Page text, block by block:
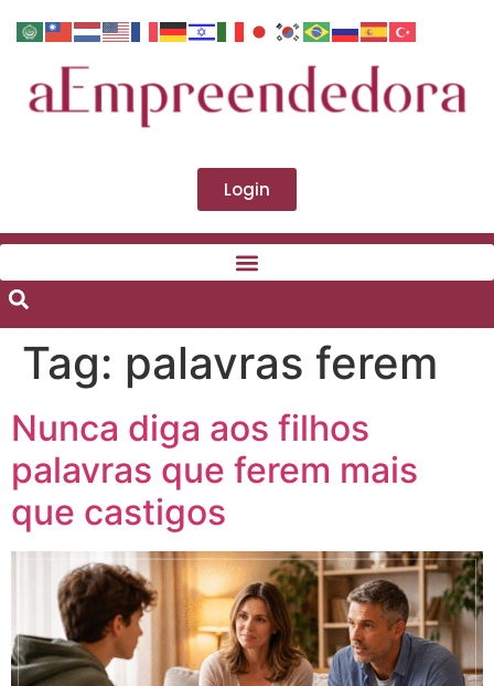
Login
Tag: palavras ferem
Nunca diga aos filhos
palavras que ferem mais
que castigos